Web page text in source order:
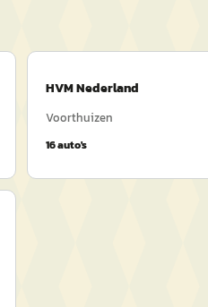
HVM Nederland
Voorthuizen
16auto's